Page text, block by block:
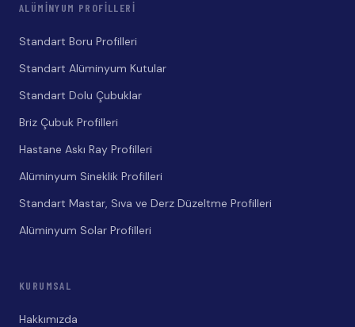
ALÜMINYUM PROFILLERI
Standart Boru Profilleri
Standart Alüminyum Kutular
Standart Dolu Çubuklar
Briz Çubuk Profilleri
Hastane Askı Ray Profilleri
Alüminyum Sineklik Profilleri
Standart Mastar, Sıva ve Derz Düzeltme Profilleri
Alüminyum Solar Profilleri
KURUMSAL
Hakkımızda